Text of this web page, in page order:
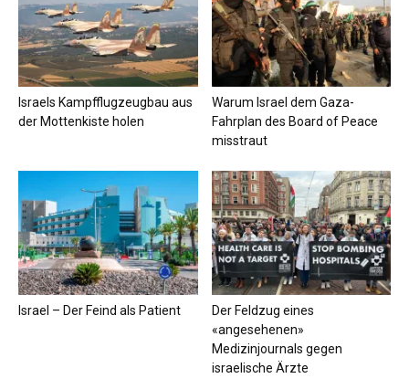
Israels Kampfflugzeugbau aus
der Mottenkiste holen
Warum Israel dem Gaza-
Fahrplan des Board of Peace
misstraut
Israel – Der Feind als Patient
Der Feldzug eines
«angesehenen»
Medizinjournals gegen
israelische Ärzte